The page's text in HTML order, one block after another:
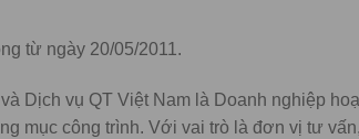
từ ngày 20/05/2011.
Dịch vụ QT Việt Nam là Doanh nghiệp
mục công trình. Với vai trò là đơn vị tư